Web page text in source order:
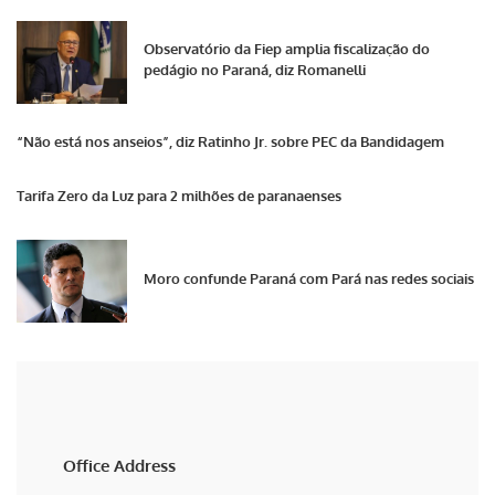
Observatório da Fiep amplia fiscalização do
pedágio no Paraná, diz Romanelli
“Não está nos anseios”, diz Ratinho Jr. sobre PEC da Bandidagem
Tarifa Zero da Luz para 2 milhões de paranaenses
Moro confunde Paraná com Pará nas redes sociais
Office Address